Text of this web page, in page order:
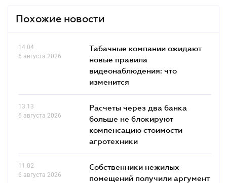
Похожие новости
14.04
6 августа 2026
Табачные компании ожидают
новые правила
видеонаблюдения: что
изменится
13.13
6 августа 2026
Расчеты через два банка
больше не блокируют
компенсацию стоимости
агротехники
11.02
6 августа 2026
Собственники нежилых
помещений получили аргумент